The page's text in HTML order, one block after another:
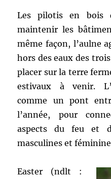
Les pilotis en bois
maintenir les
même façon, l’aulne
hors des eaux des
placer sur la terre
estivaux à venir.
comme un pont
l’année, pour
aspects du feu et
masculines et
Easter (ndlt :